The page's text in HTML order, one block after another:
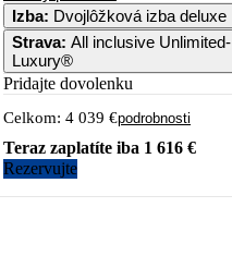
Izba: Dvojlôžková izba deluxe
Strava: All inclusive Unlimited-
Luxury®
Pridajte dovolenku
Celkom: 4 039 €podrobnosti
Teraz zaplatíte iba 1 616 €
Rezervujte